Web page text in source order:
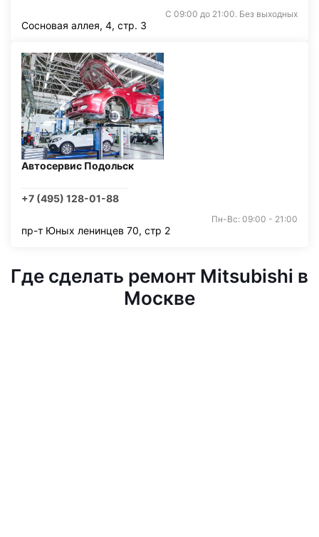
С 09:00 до 21:00. Без выходных
Сосновая аллея, 4, стр. 3
Автосервис Подольск
+7 (495) 128-01-88
Пн-Вс: 09:00 - 21:00
пр-т Юных ленинцев 70, стр 2
Где сделать ремонт Mitsubishi в
Москве